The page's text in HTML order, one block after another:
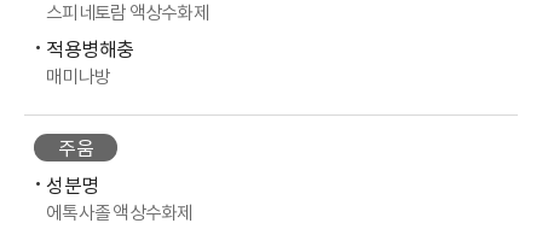
스피네토람 액상수화제
적용병해충
매미나방
주움
성분명
에톡사졸 액상수화제